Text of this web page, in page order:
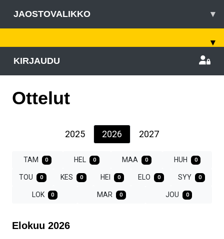
JAOSTOVALIKKO ▾
▾
KIRJAUDU
Ottelut
2025 2026 2027
TAM 0 HEL 0 MAA 0 HUH 0
TOU 0 KES 0 HEI 0 ELO 0 SYY 0
LOK 0 MAR 0 JOU 0
Elokuu 2026